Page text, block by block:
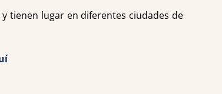
tienen lugar en diferentes ciudades de